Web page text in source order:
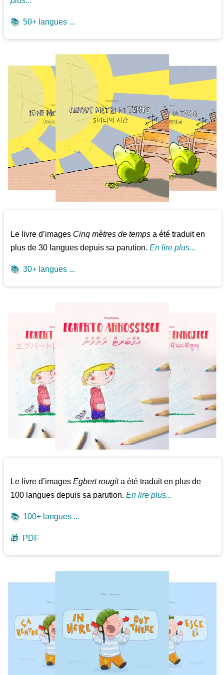
📚 50+ langues ...
Le livre d’images Cinq mètres de temps a été traduit en
plus de 30 langues depuis sa parution.En lire plus...
📚 30+ langues ...
Le livre d’imagesEgbert rougita été traduit en plus de
100 langues depuis sa parution.En lire plus...
📚 100+ langues ...
🎁 PDF